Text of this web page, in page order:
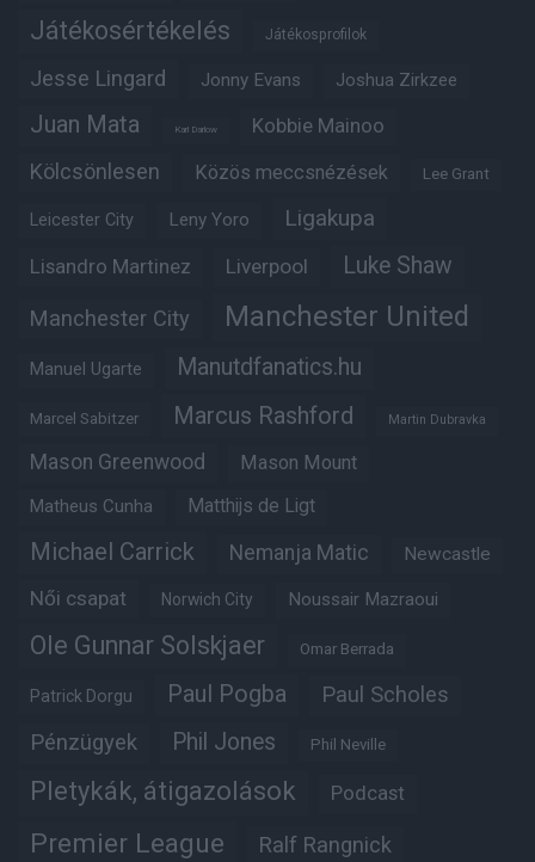
Játékosértékelés Játékosprofilok
Jesse Lingard Jonny Evans Joshua Zirkzee
Juan Mata Karl Darlow Kobbie Mainoo
Kölcsönlesen Közös meccsnézések Lee Grant
Leicester City Leny Yoro Ligakupa
Lisandro Martinez Liverpool Luke Shaw
Manchester City Manchester United
Manuel Ugarte Manutdfanatics.hu
Marcel Sabitzer Marcus Rashford Martin Dubravka
Mason Greenwood Mason Mount
Matheus Cunha Matthijs de Ligt
Michael Carrick Nemanja Matic Newcastle
Női csapat Norwich City Noussair Mazraoui
Ole Gunnar Solskjaer Omar Berrada
Patrick Dorgu Paul Pogba Paul Scholes
Pénzügyek Phil Jones Phil Neville
Pletykák, átigazolások Podcast
Premier League Ralf Rangnick